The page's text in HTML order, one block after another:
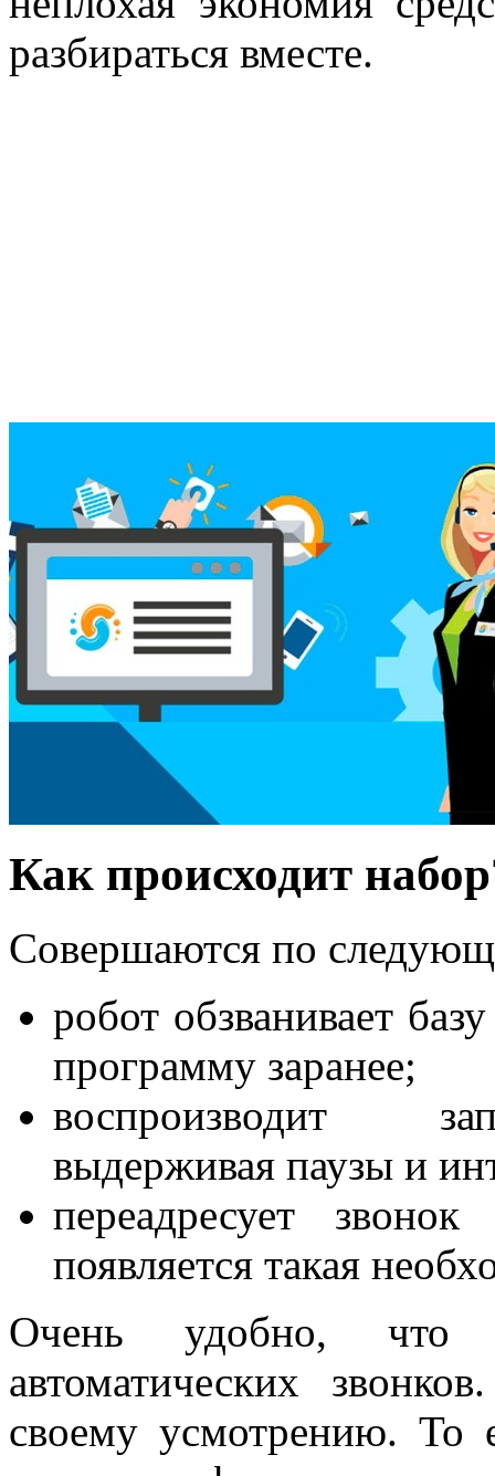
разбираться вместе.
Как происходит
Совершаются по
робот обзванивает
программу заранее;
воспроизводит
выдерживая паузы и
переадресует
появляется такая
Очень удобно, что
автоматических
своему усмотрению. То